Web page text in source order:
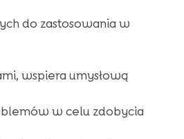
do zastosowania w
wspiera umysłową
w celu zdobycia